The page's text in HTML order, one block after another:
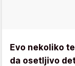
Evo nekoliko
da osetljivo